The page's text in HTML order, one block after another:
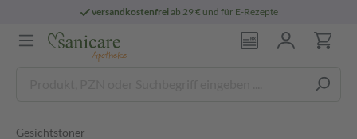
versandkostenfreiab 29 € und für E-Rezepte
Gesichtstoner